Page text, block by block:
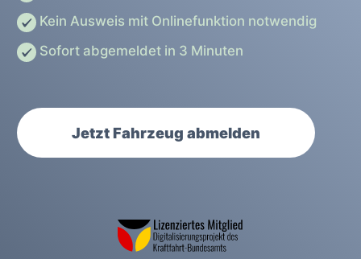
Kein Ausweis mit Onlinefunktion notwendig
Sofort abgemeldet in 3 Minuten
Jetzt Fahrzeug abmelden